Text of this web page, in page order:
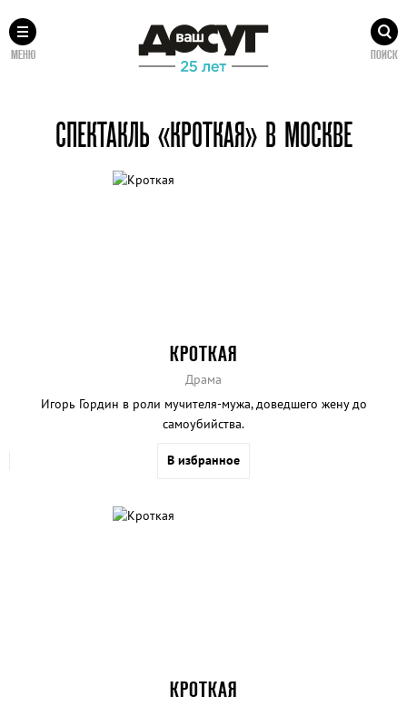
МЕНЮ ПОИСК
СПЕКТАКЛЬ «КРОТКАЯ» В МОСКВЕ
КРОТКАЯ
Драма
Игорь Гордин в роли мучителя-мужа, доведшего жену до
самоубийства.
В избранное
КРОТКАЯ